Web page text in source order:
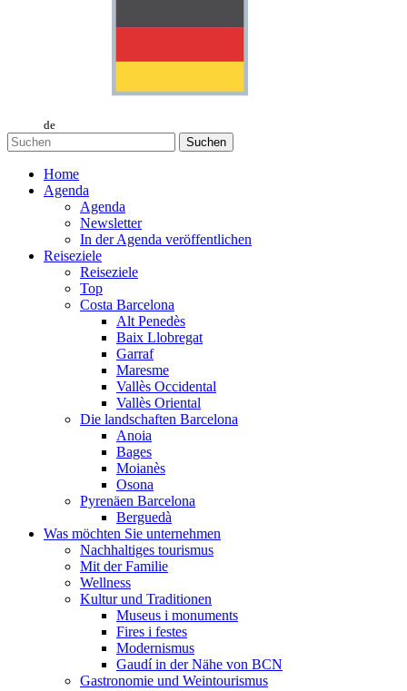
de
Suchen
Home
Agenda
Agenda
Newsletter
In der Agenda veröffentlichen
Reiseziele
Reiseziele
Top
Costa Barcelona
Alt Penedès
Baix Llobregat
Garraf
Maresme
Vallès Occidental
Vallès Oriental
Die landschaften Barcelona
Anoia
Bages
Moianès
Osona
Pyrenäen Barcelona
Berguedà
Was möchten Sie unternehmen
Nachhaltiges tourismus
Mit der Familie
Wellness
Kultur und Traditionen
Museus i monuments
Fires i festes
Modernismus
Gaudí in der Nähe von BCN
Gastronomie und Weintourismus